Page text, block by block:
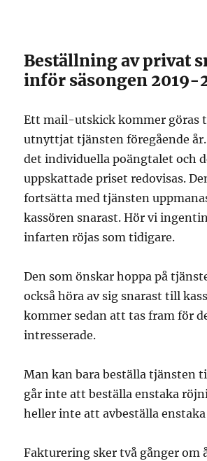
Beställning av privat
inför säsongen 2019-
Ett mail-utskick kommer göras
utnyttjat tjänsten föregående
det individuella poängtalet och
uppskattade priset redovisas.
fortsätta med tjänsten
kassören snarast. Hör vi
infarten röjas som tidigare.
Den som önskar hoppa på
också höra av sig snarast till
kommer sedan att tas fram för
intresserade.
Man kan bara beställa tjänsten
går inte att beställa enstaka
heller inte att avbeställa
Fakturering sker två gånger om